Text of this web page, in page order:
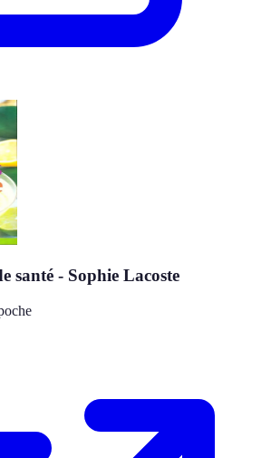
santé - Sophie Lacoste